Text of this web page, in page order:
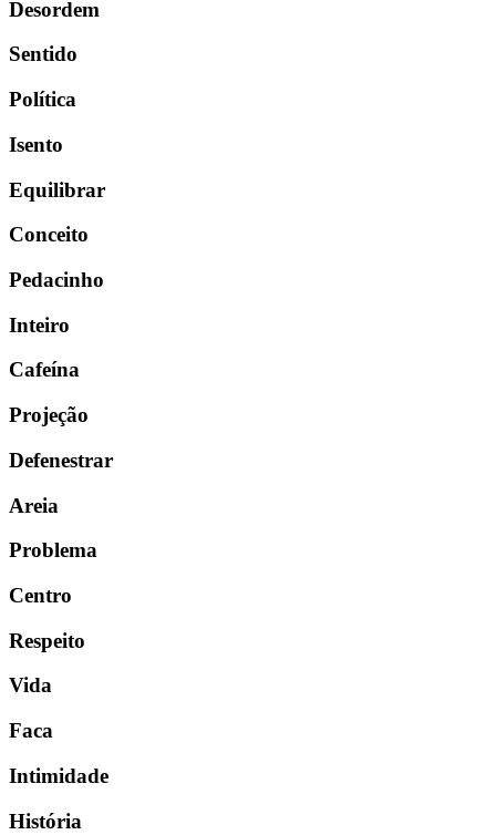
Desordem
Sentido
Política
Isento
Equilibrar
Conceito
Pedacinho
Inteiro
Cafeína
Projeção
Defenestrar
Areia
Problema
Centro
Respeito
Vida
Faca
Intimidade
História